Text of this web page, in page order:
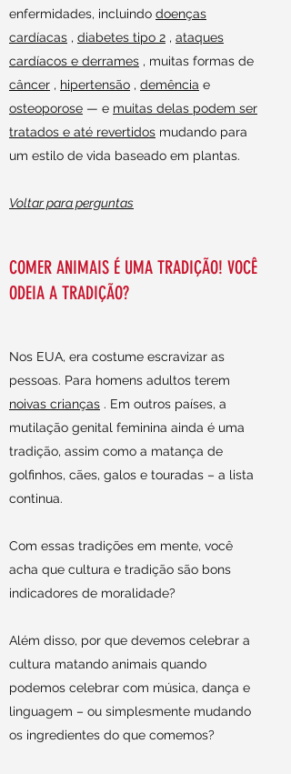
enfermidades, incluindo doenças
cardíacas , diabetes tipo 2 , ataques
cardíacos e derrames , muitas formas de
câncer , hipertensão , demência e
osteoporose — e muitas delas podem ser
tratados e até revertidos mudando para
um estilo de vida baseado em plantas.
Voltar para perguntas
COMER ANIMAIS É UMA TRADIÇÃO! VOCÊ
ODEIA A TRADIÇÃO?
Nos EUA, era costume escravizar as
pessoas. Para homens adultos terem
noivas crianças . Em outros países, a
mutilação genital feminina ainda é uma
tradição, assim como a matança de
golfinhos, cães, galos e touradas – a lista
continua.
Com essas tradições em mente, você
acha que cultura e tradição são bons
indicadores de moralidade?
Além disso, por que devemos celebrar a
cultura matando animais quando
podemos celebrar com música, dança e
linguagem – ou simplesmente mudando
os ingredientes do que comemos?